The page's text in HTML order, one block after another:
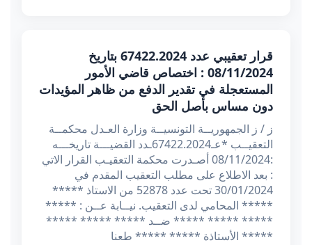
قرار تعقيبي عدد 67422.2024 بتاريخ
08/11/2024 : اختصاص قاضي الأمور
المستعجلة في تقدير الدفع من ظاهر المؤيدات
دون مساس بأصل الحق
ز / ز الجمهوريــة التونسيــة وزارة العـدل محكمــة
التعقيــب *عـ67422.2024ـدد القضيـــة تاريخـــه
:08/11/2024 أصـدرت محكمة التعقيـب القرار الاتي
: بعد الاطلاع على مطلب التعقيب المقدم في
30/01/2024 تحت عدد 52878 من الاستاذ *****
***** المحامي لدى التعقيب. نيــابة عــن : *****
***** ***** ***** ضــد ***** ***** *****
***** الأستاذة ***** ***** طعنا